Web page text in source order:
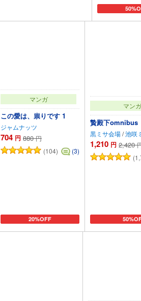
カート
マンガ
この愛は、祟りです 1
ジャムナッツ
704 円 880 円
(104)
(3)
20%OFF
カートに追加
マンガ
贄殿下omnibus
黒ミサ会場/池咲
1,210 円 2,420
カート